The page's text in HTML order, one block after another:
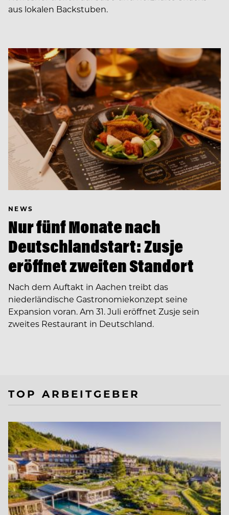
aus lokalen Backstuben.
NEWS
Nur fünf Monate nach
Deutschlandstart: Zusje
eröffnet zweiten Standort
Nach dem Auftakt in Aachen treibt das
niederländische Gastronomiekonzept seine
Expansion voran. Am 31. Juli eröffnet Zusje sein
zweites Restaurant in Deutschland.
TOP ARBEITGEBER